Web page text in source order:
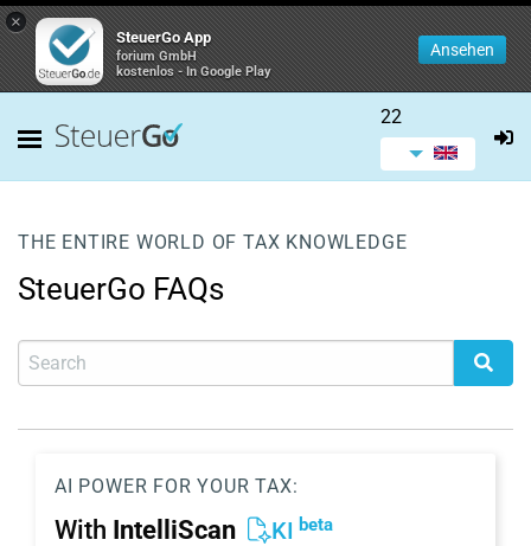
×
SteuerGo App
forium GmbH
kostenlos - In Google Play
Ansehen
22
THE ENTIRE WORLD OF TAX KNOWLEDGE
SteuerGo FAQs
AI POWER FOR YOUR TAX:
With IntelliScan KI beta